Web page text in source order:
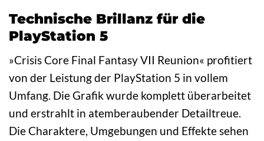
Technische Brillanz für die
PlayStation 5
»Crisis Core Final Fantasy VII Reunion« profitiert
von der Leistung der PlayStation 5 in vollem
Umfang. Die Grafik wurde komplett überarbeitet
und erstrahlt in atemberaubender Detailtreue.
Die Charaktere, Umgebungen und Effekte sehen